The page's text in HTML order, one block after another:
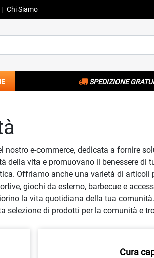
| Chi Siamo
SPEDIZIONE
nostro e-commerce, dedicata a fornire
vita e promuovano il benessere
Offriamo anche una varietà di
giochi da esterno, barbecue e
la vita quotidiana della tua
selezione di prodotti per la comunità e
Cura